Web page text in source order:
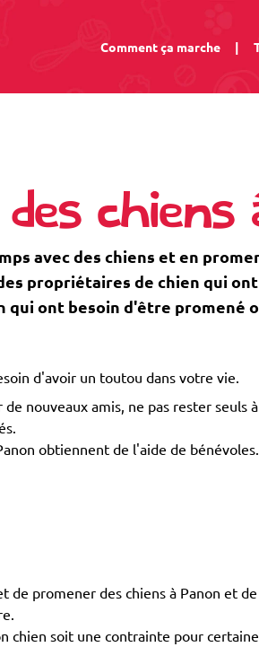
Comment ça marche |
chiens
avec des chiens et en
propriétaires de chien qui
qui ont besoin d'être promené
d'avoir un toutou dans votre vie.
nouveaux amis, ne pas rester seuls
obtiennent de l'aide de bénévoles.
de promener des chiens à Panon et
chien soit une contrainte pour